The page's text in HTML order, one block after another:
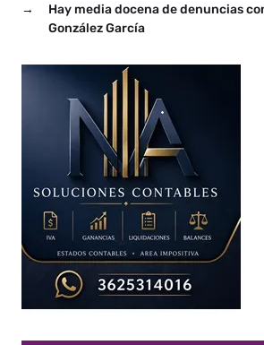
→
Hay media docena de denuncias
González García